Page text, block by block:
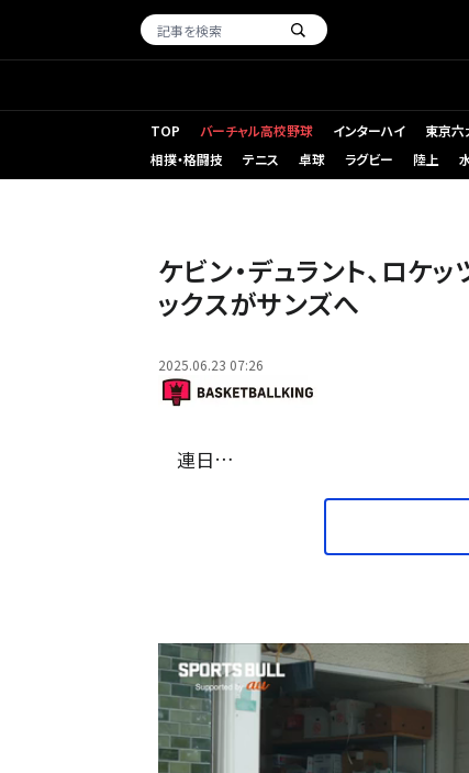
TOP バーチャル高校野球 インターハイ 東京六
相撲・格闘技
テニス 卓球 ラグビー 陸上
ケビン・デュラント、ロケ
ックスがサンズへ
2025.06.23 07:26
連日…